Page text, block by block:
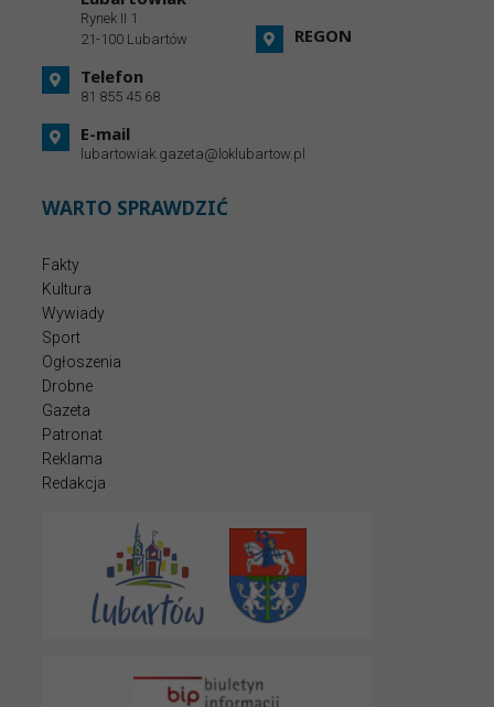
Rynek II 1
21-100 Lubartów
Telefon
81 855 45 68
E-mail
lubartowiak.gazeta@loklubartow.pl
REGON
WARTO SPRAWDZIĆ
Fakty
Kultura
Wywiady
Sport
Ogłoszenia
Drobne
Gazeta
Patronat
Reklama
Redakcja